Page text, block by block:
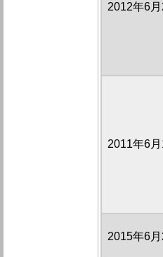
2012年6
2011年6
2015年6